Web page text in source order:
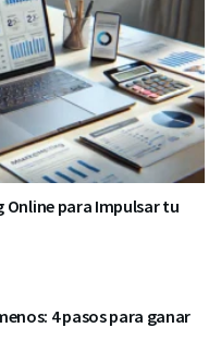
Online para Impulsar tu
4 pasos para ganar